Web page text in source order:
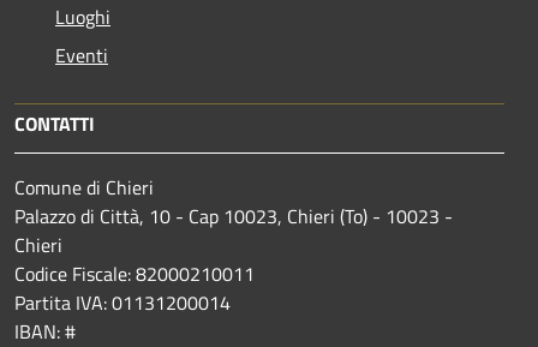
Luoghi
Eventi
CONTATTI
Comune di Chieri
Palazzo di Città, 10 - Cap 10023, Chieri (To) - 10023 -
Chieri
Codice Fiscale: 82000210011
Partita IVA: 01131200014
IBAN: #